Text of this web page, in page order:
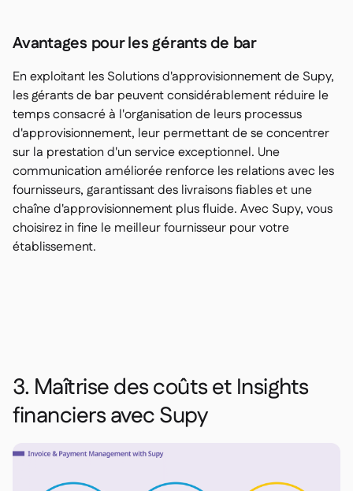
Avantages pour les gérants de bar
En exploitant les Solutions d'approvisionnement de Supy,
les gérants de bar peuvent considérablement réduire le
temps consacré à l'organisation de leurs processus
d'approvisionnement, leur permettant de se concentrer
sur la prestation d'un service exceptionnel. Une
communication améliorée renforce les relations avec les
fournisseurs, garantissant des livraisons fiables et une
chaîne d'approvisionnement plus fluide. Avec Supy, vous
choisirez in fine le meilleur fournisseur pour votre
établissement.
3. Maîtrise des coûts et Insights
financiers avec Supy